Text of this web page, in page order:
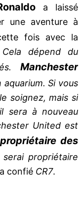
a laissé
une aventure à
fois avec la
dépend du
Manchester
Si vous
soignez, mais si
sera à nouveau
United est
des
propriétaire
a confié CR7.